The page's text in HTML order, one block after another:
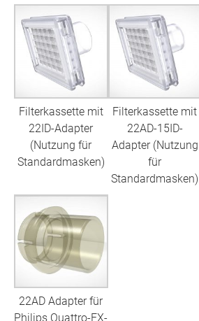
Filterkassette mit
22ID-Adapter
(Nutzung für
Standardmasken)
Filterkassette mit
22AD-15ID-
Adapter (Nutzung
für
Standardmasken)
22AD Adapter für
Philips Quattro-FX-